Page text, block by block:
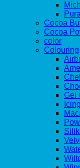
Cocoa
Cocoa
color
Colouring
Gel